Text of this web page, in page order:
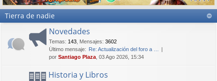
rá
pi
ar rs
e
c
Tierra de nadie
Novedades
Temas: 143 Mensajes: 3602
Último mensaje: Re: Actualización del foro a …
por Santiago Plaza , 03 Ago 2026, 15:34
Historia y Libros